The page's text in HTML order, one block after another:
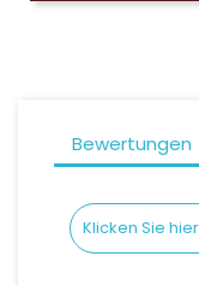
Bewertungen
Klicken Sie